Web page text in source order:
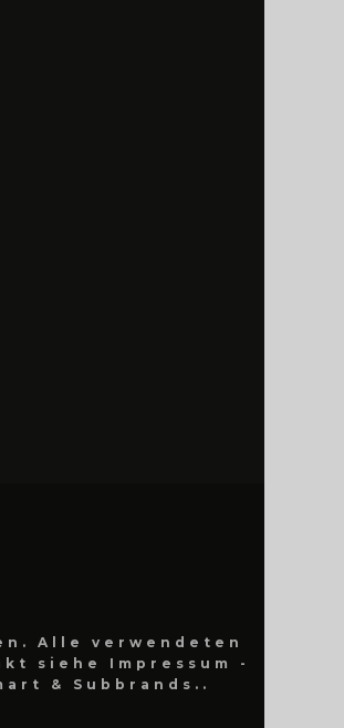
Alle verwendeten
siehe Impressum -
& Subbrands..